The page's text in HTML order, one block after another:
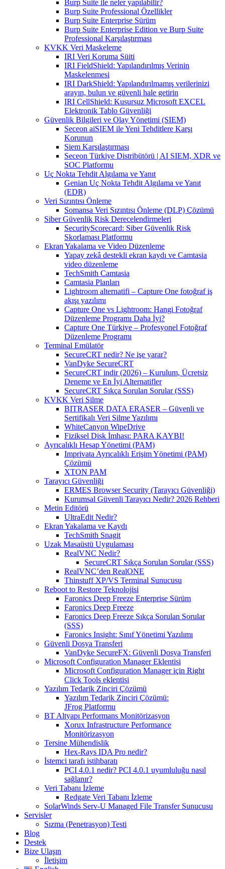
Burp Suite ile neler yapılabilir?
Burp Suite Professional Özellikler
Burp Suite Enterprise Sürüm
Burp Suite Enterprise Edition ve Burp Suite
Professional Karşılaştırması
KVKK Veri Maskeleme
IRI Veri Koruma Süiti
IRI FieldShield: Yapılandırılmış Verinin
Maskelenmesi
IRI DarkShield: Yapılandırılmamış verilerinizi
arayın, bulun ve güvenli hale getirin
IRI CellShield: Kusursuz Microsoft EXCEL
Elektronik Tablo Güvenliği
Güvenlik Bilgileri ve Olay Yönetimi (SIEM)
Seceon aiSIEM ile Yeni Tehditlere Karşı
Korunun
Siem Karşılaştırması
Seceon Türkiye Distribütörü | AI SIEM, XDR ve
SOC Platformu
Uç Nokta Tehdit Algılama ve Yanıt
Genian Uç Nokta Tehdit Algılama ve Yanıt
(EDR)
Veri Sızıntısı Önleme
Somansa Veri Sızıntısı Önleme (DLP) Çözümü
Siber Güvenlik Risk Derecelendirmeleri
SecurityScorecard: Siber Güvenlik Risk
Skorlaması Platformu
Ekran Yakalama ve Video Düzenleme
Yapay zekâ destekli ekran kaydı ve Camtasia
video düzenleme
TechSmith Camtasia
Camtasia Planları
Lightroom alternatifi – Capture One fotoğraf iş
akışı yazılımı
Capture One vs Lightroom: Hangi Fotoğraf
Düzenleme Programı Daha İyi?
Capture One Türkiye – Profesyonel Fotoğraf
Düzenleme Programı
Terminal Emülatör
SecureCRT nedir? Ne işe yarar?
VanDyke SecureCRT
SecureCRT indir (2026) – Kurulum, Ücretsiz
Deneme ve En İyi Alternatifler
SecureCRT Sıkça Sorulan Sorular (SSS)
KVKK Veri Silme
BITRASER DATA ERASER – Güvenli ve
Sertifikalı Veri Silme Yazılımı
WhiteCanyon WipeDrive
Fiziksel Disk İmhası: PARA KAYBI!
Ayrıcalıklı Hesap Yönetimi (PAM)
Imprivata Ayrıcalıklı Erişim Yönetimi (PAM)
Çözümü
XTON PAM
Tarayıcı Güvenliği
ERMES Browser Security (Tarayıcı Güvenliği)
Kurumsal Güvenli Tarayıcı Nedir? 2026 Rehberi
Metin Editörü
UltraEdit Nedir?
Ekran Yakalama ve Kaydı
TechSmith Snagit
Uzak Masaüstü Uygulaması
RealVNC Nedir?
SecureCRT Sıkça Sorulan Sorular (SSS)
RealVNC’den RealONE
Thinstuff XP/VS Terminal Sunucusu
Reboot to Restore Teknolojisi
Faronics Deep Freeze Enterprise Sürüm
Faronics Deep Freeze
Faronics Deep Freeze Sıkça Sorulan Sorular
(SSS)
Faronics Insight: Sınıf Yönetimi Yazılımı
Güvenli Dosya Transferi
VanDyke SecureFX: Güvenli Dosya Transferi
Microsoft Configuration Manager Eklentisi
Microsoft Configuration Manager için Right
Click Tools eklentisi
Yazılım Tedarik Zinciri Çözümü
Yazılım Tedarik Zinciri Çözümü:
JFrog Platformu
BT Altyapı Performans Monitörizasyon
Xorux Infrastructure Performance
Monitörizasyon
Tersine Mühendislik
Hex-Rays IDA Pro nedir?
İstemci tarafı istihbaratı
PCI 4.0.1 nedir? PCI 4.0.1 uyumluluğu nasıl
sağlanır?
Veri Tabanı İzleme
Redgate Veri Tabanı İzleme
SolarWinds Serv-U Managed File Transfer Sunucusu
Servisler
Sızma (Penetrasyon) Testi
Blog
Destek
Bize Ulaşın
İletişim